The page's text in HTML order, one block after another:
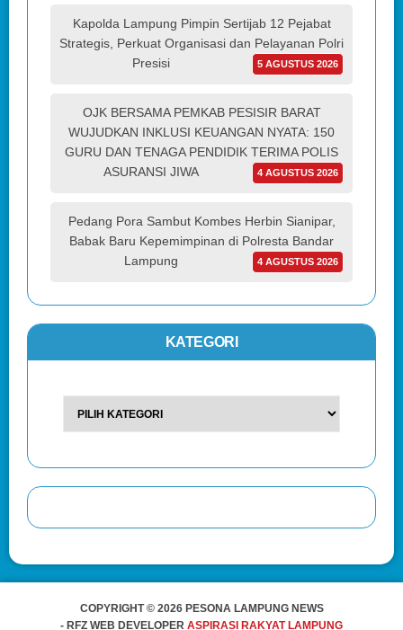
Kapolda Lampung Pimpin Sertijab 12 Pejabat
Strategis, Perkuat Organisasi dan Pelayanan Polri
Presisi
5 AGUSTUS 2026
OJK BERSAMA PEMKAB PESISIR BARAT
WUJUDKAN INKLUSI KEUANGAN NYATA: 150
GURU DAN TENAGA PENDIDIK TERIMA POLIS
ASURANSI JIWA
4 AGUSTUS 2026
Pedang Pora Sambut Kombes Herbin Sianipar,
Babak Baru Kepemimpinan di Polresta Bandar
Lampung
4 AGUSTUS 2026
KATEGORI
COPYRIGHT © 2026 PESONA LAMPUNG NEWS
- RFZ WEB DEVELOPER ASPIRASI RAKYAT LAMPUNG